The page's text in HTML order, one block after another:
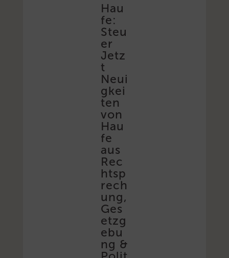
Hau
fe:
Steu
er
Jetz
t
Neui
gkei
ten
von
Hau
fe
aus
Rec
htsp
rech
ung,
Ges
etzg
ebu
ng &